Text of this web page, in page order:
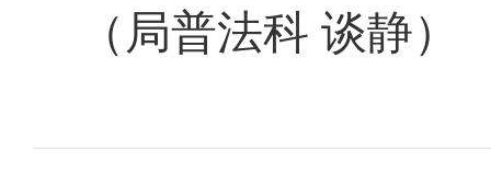
（局普法科 谈静）